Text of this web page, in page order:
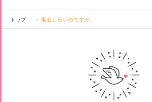
トップ 退会したいのですが。